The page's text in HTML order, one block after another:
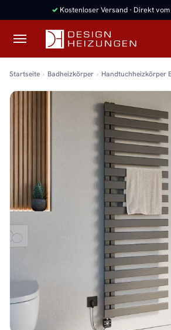
✓ Kostenloser Versand · Direkt
Startseite Badheizkörper Handtuchheizkörper